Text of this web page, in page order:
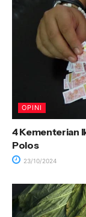
OPINI
4 Kementerian
Polos
23/10/2024